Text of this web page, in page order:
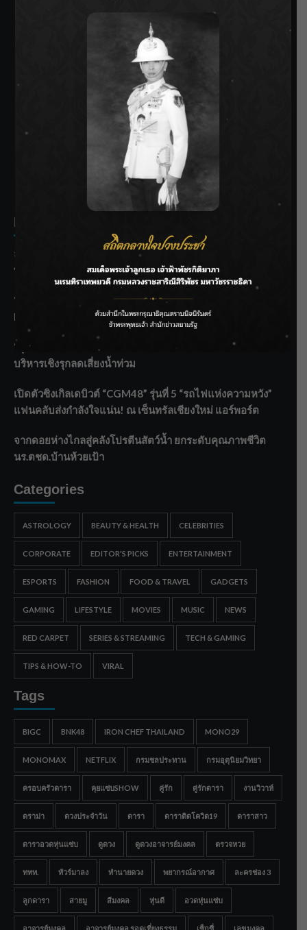
SIAMRATH VARIETY
THE BEST ENTERTAINMENT
Recent Posts
ลุยไม่หยุด!! กรมชลฯ เร่งเคลียร์ผักตบชวา-ติดตั้งเครื่องสูบน้ำ
ทั่วไทย
“BILLKIN” สร้างความภาคภูมิใจ คว้ารางวัลใหญ่ Weibo
Malaysia พร้อมโชว์สุดประทับใจ
“สุริยะ” สั่งกรมชลฯ เฝ้าระวังน้ำ 24 ชม. รับมือฝนสิงหาคม
บริหารเชิงรุกลดเสี่ยงน้ำท่วม
เปิดตัวซิงเกิลเดบิวต์ “CGM48” รุ่นที่ 5 “รถไฟแห่งความหวัง”
แฟนคลับส่งกำลังใจแน่น! ณ เซ็นทรัลเชียงใหม่ แอร์พอร์ต
จากดอยห่างไกลสู่คลังโปรตีนสัตว์น้ำ ยกระดับคุณภาพชีวิต
นร.ตชด.บ้านห้วยเป้า
Categories
ASTROLOGY BEAUTY & HEALTH CELEBRITIES
CORPORATE EDITOR'S PICKS ENTERTAINMENT
ESPORTS FASHION FOOD & TRAVEL GADGETS
GAMING LIFESTYLE MOVIES MUSIC NEWS
RED CARPET SERIES & STREAMING TECH & GAMING
TIPS & HOW-TO VIRAL
Tags
BIGC BNK48 IRON CHEF THAILAND MONO29
MONOMAX NETFLIX กรมชลประทาน กรมอุตุนิยมวิทยา
ครอบครัวดารา คุยแซ่บSHOW คู่รัก คู่รักดารา งานวิวาห์
ดราม่า ดวงประจำวัน ดารา ดาราติดโควิด19 ดาราสาว
ดาราอวดหุ่นแซ่บ ดูดวง ดูดวงอาจารย์มงคล ตรวจหวย
ททท. ทัวร์มาลง ทำนายดวง พยากรณ์อากาศ ละครช่อง 3
ลูกดารา สายมู สีมงคล หุ่นดี อวดหุ่นแซ่บ